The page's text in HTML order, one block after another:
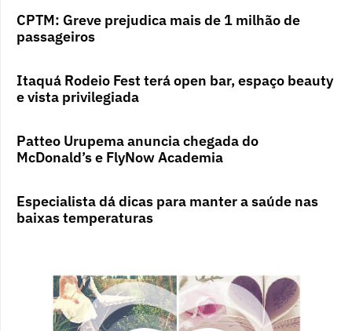
CPTM: Greve prejudica mais de 1 milhão de
passageiros
Itaquá Rodeio Fest terá open bar, espaço beauty
e vista privilegiada
Patteo Urupema anuncia chegada do
McDonald’s e FlyNow Academia
Especialista dá dicas para manter a saúde nas
baixas temperaturas